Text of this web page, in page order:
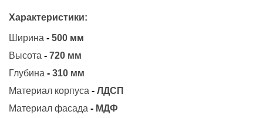
Характеристики:
Ширина - 500 мм
Высота - 720 мм
Глубина - 310 мм
Материал корпуса - ЛДСП
Материал фасада - МДФ